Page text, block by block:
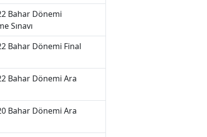
Bahar Dönemi
Sınavı
Bahar Dönemi Final
Bahar Dönemi Ara
Bahar Dönemi Ara